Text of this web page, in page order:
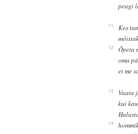
peagi
11
Kes
12
Õpeta
oma
et me
13
Vaata
kui
14